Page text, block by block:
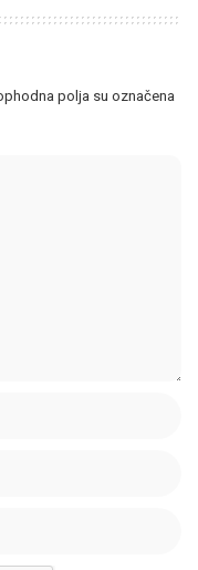
polja su označena